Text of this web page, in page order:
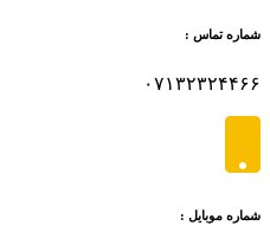
شماره تماس :
۰۷۱۳۲۳۲۴۴۶۶
شماره موبایل :